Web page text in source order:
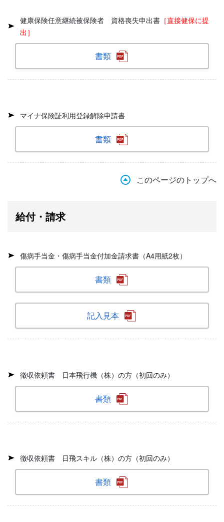
健康保険任意継続被保険者 資格喪失申出書［直接健保に提
出］
書類
マイナ保険証利用登録解除申請書
書類
このページのトップへ
給付・請求
傷病手当金・傷病手当金付加金請求書（A4用紙2枚）
書類
記入見本
徴収依頼書 日本飛行機（株）の方（初回のみ）
書類
徴収依頼書 日飛スキル（株）の方（初回のみ）
書類